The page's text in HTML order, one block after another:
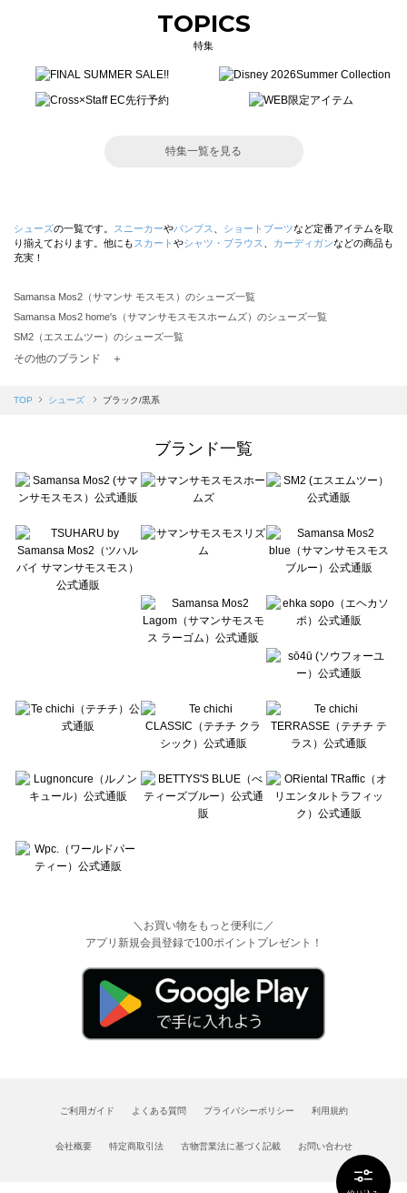
TOPICS
特集
特集一覧を見る
シューズの一覧です。 スニーカーやパンプス ショートブーツなど定番アイテムを取
り揃えております。他にも スカート やシャツ・ブラウス カーディガンなどの商品も
充実！
Samansa Mos2（サマンサ モスモス）のシューズ一覧
Samansa Mos2 home's（サマンサモスモスホームズ）のシューズ一覧
SM2（エスエムツー）のシューズ一覧
TSUHARU by Samansa Mos2（ツハルバイサマンサモスモス）のシューズ一覧
Samansa Mos2 blue（サマンサモスモス ブルー）のシューズ一覧
sō4ū（ソウフォーユー）のシューズ一覧
Te chichi（テチチ）のシューズ一覧
Te chichi CLASSIC（テチチ クラシック）のシューズ一覧
Lugnoncure（ルノンキュール）のシューズ一覧
BETTY'S BLUE（べティーズブルー）のシューズ一覧
Wpc.（ワールドパーティー）のシューズ一覧
その他のブランド ＋
TOP シューズ ブラック/黒系
ブランド一覧
＼お買い物をもっと便利に／
アプリ新規会員登録で100ポイントプレゼント！
ご利用ガイド よくある質問 プライバシーポリシー 利用規約
会社概要 特定商取引法 古物営業法に基づく記載 お問い合わせ